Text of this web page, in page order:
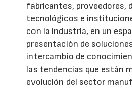
fabricantes, proveedores,
tecnológicos e
con la industria, en un
presentación de
intercambio de
las tendencias que están
evolución del sector